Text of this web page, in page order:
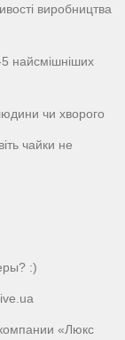
виробництва
5 найсмішніших
чи хворого
чайки не
:)
«Люкс